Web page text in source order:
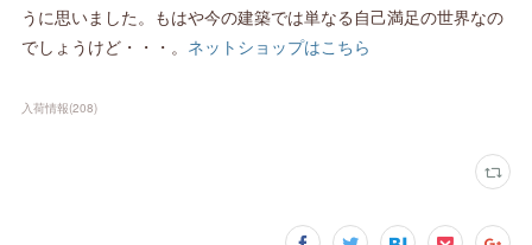
うに思いました。もはや今の建築では単なる自己満足の世界なの
でしょうけど・・・。 ネットショップはこちら
入荷情報(208)